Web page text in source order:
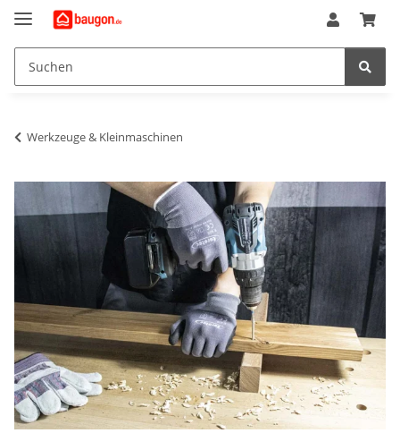
Werkzeuge & Kleinmaschinen